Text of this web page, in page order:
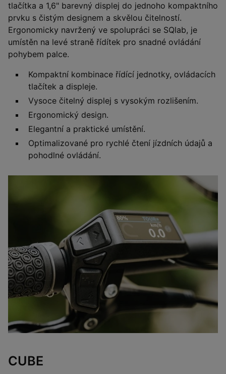
tlačítka a 1,6" barevný displej do jednoho kompaktního
prvku s čistým designem a skvělou čitelností.
Ergonomicky navržený ve spolupráci se SQlab, je
umístěn na levé straně řídítek pro snadné ovládání
pohybem palce.
Kompaktní kombinace řídící jednotky, ovládacích
tlačítek a displeje.
Vysoce čitelný displej s vysokým rozlišením.
Ergonomický design.
Elegantní a praktické umístění.
Optimalizované pro rychlé čtení jízdních údajů a
pohodlné ovládání.
CUBE